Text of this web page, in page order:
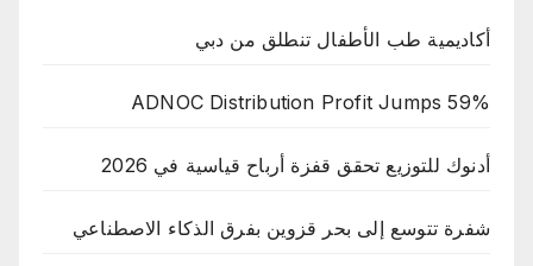
أكاديمية طب الأطفال تنطلق من دبي
ADNOC Distribution Profit Jumps 59%
أدنوك للتوزيع تحقق قفزة أرباح قياسية في 2026
شفرة تتوسع إلى بحر قزوين بفرق الذكاء الاصطناعي